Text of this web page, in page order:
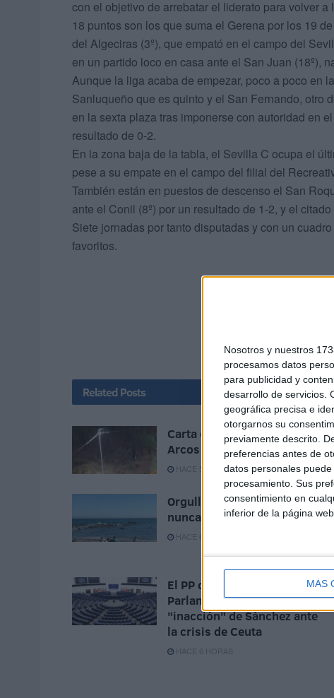
Nosotros y nuestros
procesamos datos
para publicidad y
desarrollo de servicios.
geográfica precisa e
otorgarnos su
previamente descrito.
preferencias antes de
datos personales
procesamiento. Sus
consentimiento en
inferior de la página
MÁS
con el objetivo de arrebatar el liderato para volver
18 puntos son los que suma el Gerena por los 19
del Algeciras (3º), que empató en el campo del
en un partido loco en casa ante el San Juan (18º),
Aunque la liga acaba de empezar, poco a poco en
Sanluqueño que es quinto y el San Fernando, otro
en la sexta plaza tras imponerse con autoridad en
resultado de 0-2.
En la zona baja de la tabla, el Sevilla C ocupa el
pese a su empate en el campo del filial del
También están en puestos de descenso el San
ante el Conil (8º) por un resultado de 1-2, y el
Siete jornadas por tanto disputadas y con un
favoritos.
Related Posts
Carta de los vecinos de
Arcos Quebrados
HACE 5 HORAS
Orgullo de un pueblo que
nunca pierde su humanidad
HACE 6 HORAS
El PP denuncia en el
Parlamento Europeo la
"inacción" de Sánchez ante
la crisis de Ceuta
HACE 6 HORAS